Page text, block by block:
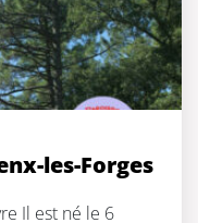
les-Forges
Il est né le 6